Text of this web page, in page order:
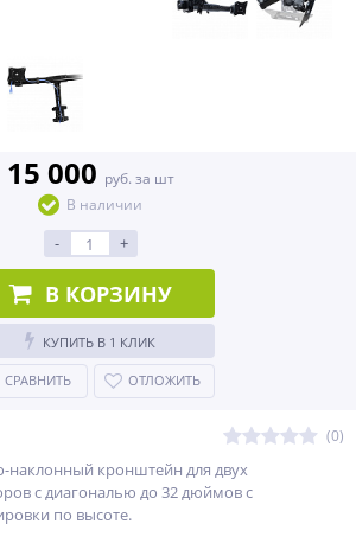
(0)
наклонный кронштейн для двух
с диагональю до 32 дюймов с
по высоте.
15 000 руб. за шт
В наличии
- +
В КОРЗИНУ
КУПИТЬ В 1 КЛИК
СРАВНИТЬ ОТЛОЖИТЬ